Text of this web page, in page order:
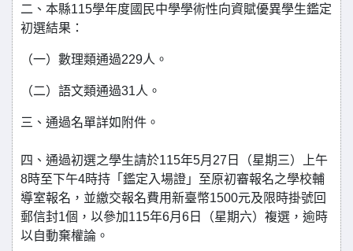
二、本縣115學年度國民中學學術性向資賦優異學生鑑定
初選結果：
（一）數理類通過229人。
（二）語文類通過31人。
三、通過名單詳如附件。
四、通過初選之學生請於115年5月27日（星期三）上午
8時至下午4時持「鑑定入場證」至原初審報名之學校輔
導室報名，並繳交報名費用新臺幣1500元及限時掛號回
郵信封1個，以參加115年6月6日（星期六）複選，逾時
以自動棄權論。